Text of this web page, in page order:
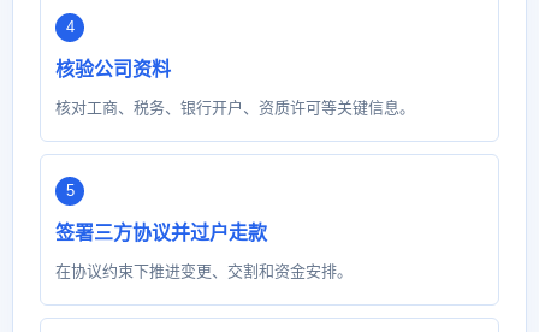
核验公司资料
核对工商、税务、银行开户、资质许可等关键信息。
签署三方协议并过户走款
在协议约束下推进变更、交割和资金安排。